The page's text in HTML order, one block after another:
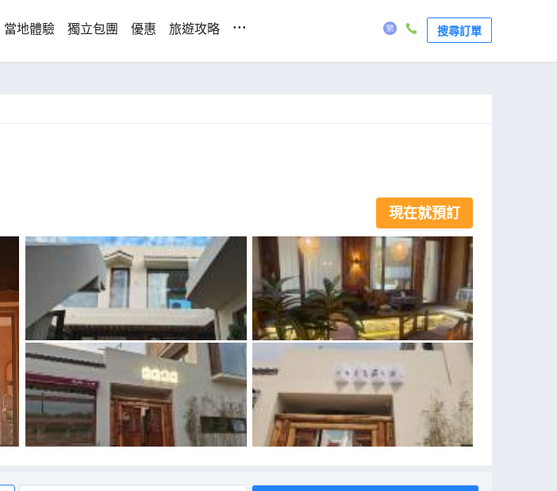
當地體驗 獨立包團 優惠 旅遊攻略 ... 搜尋訂單
現在就預訂